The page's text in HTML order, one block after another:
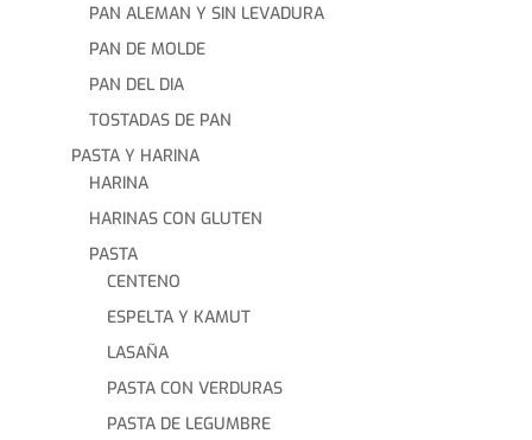
PAN ALEMAN Y SIN LEVADURA
PAN DE MOLDE
PAN DEL DIA
TOSTADAS DE PAN
PASTA Y HARINA
HARINA
HARINAS CON GLUTEN
PASTA
CENTENO
ESPELTA Y KAMUT
LASAÑA
PASTA CON VERDURAS
PASTA DE LEGUMBRE